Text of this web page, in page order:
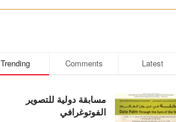
Trending Comments Latest
مسابقة دولية للتصوير
الفوتوغرافي